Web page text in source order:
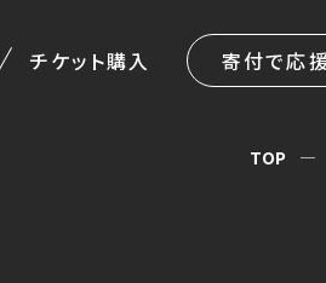
チケット購入 寄付で応
TOP